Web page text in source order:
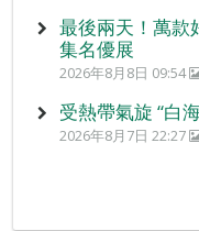
最後兩天！萬款
集名優展
2026年8月8日 09:54
受熱帶氣旋 “白
2026年8月7日 22:27